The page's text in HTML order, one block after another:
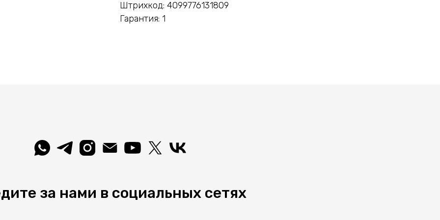
Штрихкод: 4099776131809
Гарантия: 1
за нами в социальных сетях